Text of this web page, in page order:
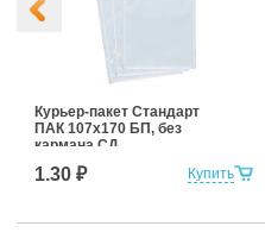
Купить
Курьер-пакет Стандарт
ПАК 107х170 БП, без
кармана СД
1.30 ₽